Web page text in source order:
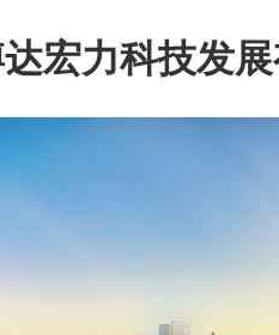
宏力科技发